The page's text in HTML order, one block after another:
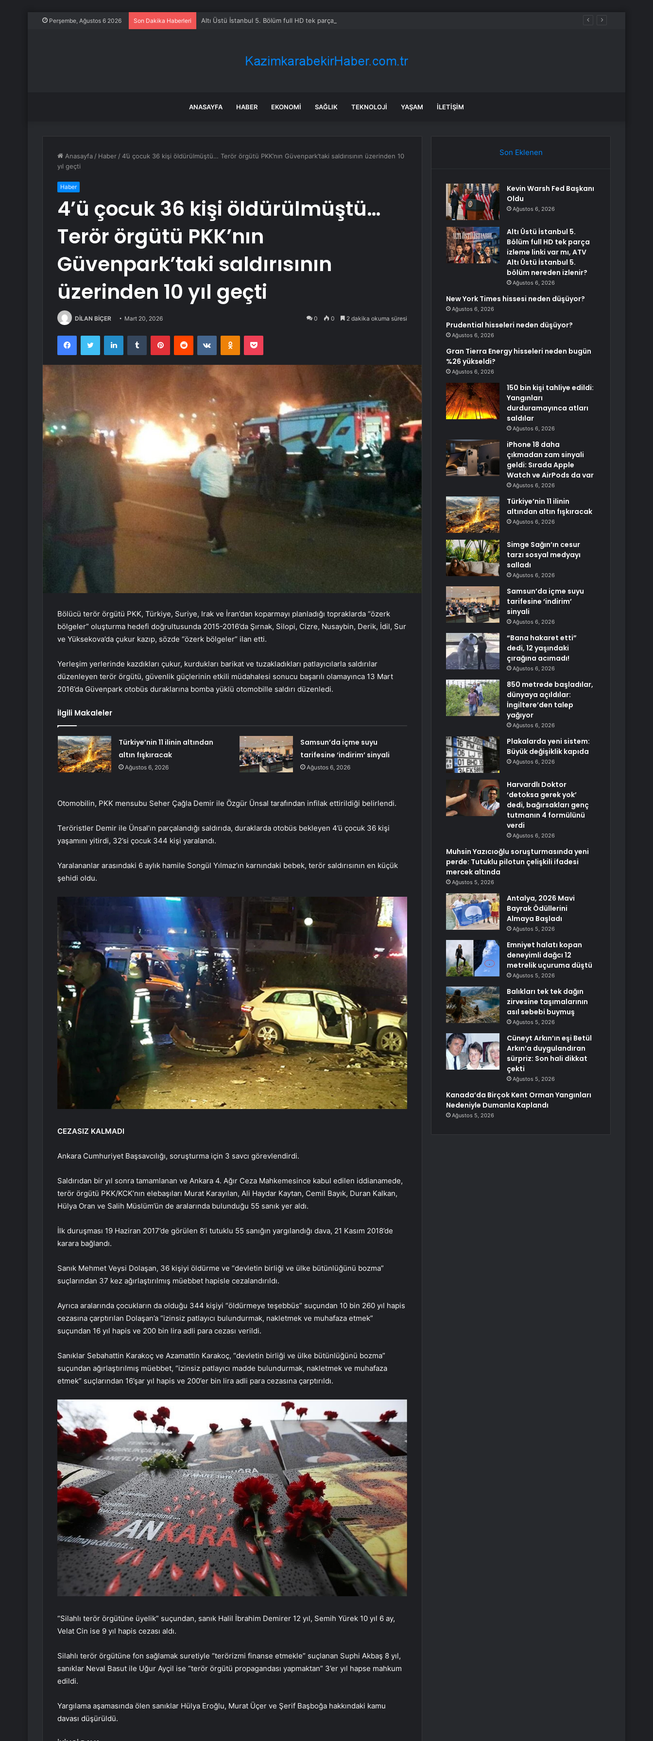
Perşembe, Ağustos 6 2026 Son Dakika Haberleri Altı Üstü İstanbul 5. Bölüm full HD tek parça izleme linki var mı, ATV Altı Üstü İstanbul 5. bölüm nereden izlenir?
ANASAYFA HABER EKONOMI SAĞLIK TEKNOLOJI YAŞAM İLETIŞIM
Anasayfa / Haber /4’ü çocuk 36 kişi öldürülmüştü… Terör örgütü PKK’nın Güvenpark’taki saldırısının üzerinden 10
yıl geçti
Haber
4’ü çocuk 36 kişi öldürülmüştü…
Terör örgütü PKK’nın
Güvenpark’taki saldırısının
üzerinden 10 yıl geçti
DİLAN BİÇER Mart 20, 2026 0 0 2 dakika okuma süresi
FacebookTwitter LinkedInTumblr PinterestReddit VKontakteOdnoklassniki
Pocket
Bölücü terör örgütü PKK, Türkiye, Suriye, Irak ve İran’dan koparmayı planladığı topraklarda “özerk
bölgeler” oluşturma hedefi doğrultusunda 2015-2016’da Şırnak, Silopi, Cizre, Nusaybin, Derik, İdil, Sur
ve Yüksekova’da çukur kazıp, sözde “özerk bölgeler” ilan etti.
Yerleşim yerlerinde kazdıkları çukur, kurdukları barikat ve tuzakladıkları patlayıcılarla saldırılar
düzenleyen terör örgütü, güvenlik güçlerinin etkili müdahalesi sonucu başarılı olamayınca 13 Mart
2016’da Güvenpark otobüs duraklarına bomba yüklü otomobille saldırı düzenledi.
İlgili Makaleler
Türkiye’nin 11 ilinin altından
altın fışkıracak
Ağustos 6, 2026
Samsun’da içme suyu
tarifesine ‘indirim’ sinyali
Ağustos 6, 2026
Otomobilin, PKK mensubu Seher Çağla Demir ile Özgür Ünsal tarafından infilak ettirildiği belirlendi.
Teröristler Demir ile Ünsal’ın parçalandığı saldırıda, duraklarda otobüs bekleyen 4’ü çocuk 36 kişi
yaşamını yitirdi, 32’si çocuk 344 kişi yaralandı.
Yaralananlar arasındaki 6 aylık hamile Songül Yılmaz’ın karnındaki bebek, terör saldırısının en küçük
şehidi oldu.
CEZASIZ KALMADI
Ankara Cumhuriyet Başsavcılığı, soruşturma için 3 savcı görevlendirdi.
Saldırıdan bir yıl sonra tamamlanan ve Ankara 4. Ağır Ceza Mahkemesince kabul edilen iddianamede,
terör örgütü PKK/KCK’nın elebaşıları Murat Karayılan, Ali Haydar Kaytan, Cemil Bayık, Duran Kalkan,
Hülya Oran ve Salih Müslüm’ün de aralarında bulunduğu 55 sanık yer aldı.
İlk duruşması 19 Haziran 2017’de görülen 8’i tutuklu 55 sanığın yargılandığı dava, 21 Kasım 2018’de
karara bağlandı.
Sanık Mehmet Veysi Dolaşan, 36 kişiyi öldürme ve “devletin birliği ve ülke bütünlüğünü bozma”
suçlarından 37 kez ağırlaştırılmış müebbet hapisle cezalandırıldı.
Ayrıca aralarında çocukların da olduğu 344 kişiyi “öldürmeye teşebbüs” suçundan 10 bin 260 yıl hapis
cezasına çarptırılan Dolaşan’a “izinsiz patlayıcı bulundurmak, nakletmek ve muhafaza etmek”
suçundan 16 yıl hapis ve 200 bin lira adli para cezası verildi.
Sanıklar Sebahattin Karakoç ve Azamattin Karakoç, “devletin birliği ve ülke bütünlüğünü bozma”
suçundan ağırlaştırılmış müebbet, “izinsiz patlayıcı madde bulundurmak, nakletmek ve muhafaza
etmek” suçlarından 16’şar yıl hapis ve 200’er bin lira adli para cezasına çarptırıldı.
“Silahlı terör örgütüne üyelik” suçundan, sanık Halil İbrahim Demirer 12 yıl, Semih Yürek 10 yıl 6 ay,
Velat Cin ise 9 yıl hapis cezası aldı.
Silahlı terör örgütüne fon sağlamak suretiyle “terörizmi finanse etmekle” suçlanan Suphi Akbaş 8 yıl,
sanıklar Neval Basut ile Uğur Ayçil ise “terör örgütü propagandası yapmaktan” 3’er yıl hapse mahkum
edildi.
Yargılama aşamasında ölen sanıklar Hülya Eroğlu, Murat Üçer ve Şerif Başboğa hakkındaki kamu
davası düşürüldü.
Son Eklenen
Kevin Warsh Fed Başkanı
Oldu
Ağustos 6, 2026
Altı Üstü İstanbul 5.
Bölüm full HD tek parça
izleme linki var mı, ATV
Altı Üstü İstanbul 5.
bölüm nereden izlenir?
Ağustos 6, 2026
New York Times hissesi neden düşüyor?
Ağustos 6, 2026
Prudential hisseleri neden düşüyor?
Ağustos 6, 2026
Gran Tierra Energy hisseleri neden bugün
%26 yükseldi?
Ağustos 6, 2026
150 bin kişi tahliye edildi:
Yangınları
durduramayınca atları
saldılar
Ağustos 6, 2026
iPhone 18 daha
çıkmadan zam sinyali
geldi: Sırada Apple
Watch ve AirPods da var
Ağustos 6, 2026
Türkiye’nin 11 ilinin
altından altın fışkıracak
Ağustos 6, 2026
Simge Sağın’ın cesur
tarzı sosyal medyayı
salladı
Ağustos 6, 2026
Samsun’da içme suyu
tarifesine ‘indirim’
sinyali
Ağustos 6, 2026
“Bana hakaret etti”
dedi, 12 yaşındaki
çırağına acımadı!
Ağustos 6, 2026
850 metrede başladılar,
dünyaya açıldılar:
İngiltere’den talep
yağıyor
Ağustos 6, 2026
Plakalarda yeni sistem:
Büyük değişiklik kapıda
Ağustos 6, 2026
Harvardlı Doktor
‘detoksa gerek yok’
dedi, bağırsakları genç
tutmanın 4 formülünü
verdi
Ağustos 6, 2026
Muhsin Yazıcıoğlu soruşturmasında yeni
perde: Tutuklu pilotun çelişkili ifadesi
mercek altında
Ağustos 5, 2026
Antalya, 2026 Mavi
Bayrak Ödüllerini
Almaya Başladı
Ağustos 5, 2026
Emniyet halatı kopan
deneyimli dağcı 12
metrelik uçuruma düştü
Ağustos 5, 2026
Balıkları tek tek dağın
zirvesine taşımalarının
asıl sebebi buymuş
Ağustos 5, 2026
Cüneyt Arkın’ın eşi Betül
Arkın’a duygulandıran
sürpriz: Son hali dikkat
çekti
Ağustos 5, 2026
Kanada’da Birçok Kent Orman Yangınları
Nedeniyle Dumanla Kaplandı
Ağustos 5, 2026